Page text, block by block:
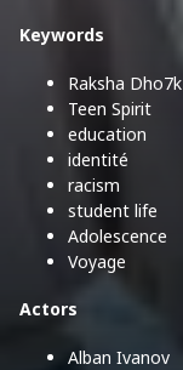
Keywords
Raksha Dho7k
Teen Spirit
education
identité
racism
student life
Adolescence
Voyage
Actors
Alban Ivanov